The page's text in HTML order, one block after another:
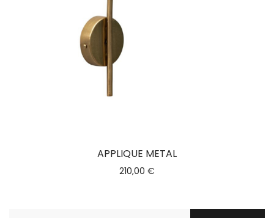
APPLIQUE METAL
210,00 €